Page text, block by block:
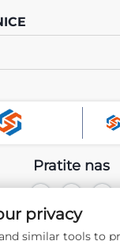
Pratite nas
Xiamen
Co., Ltd. -Politika
privacy
similar tools to